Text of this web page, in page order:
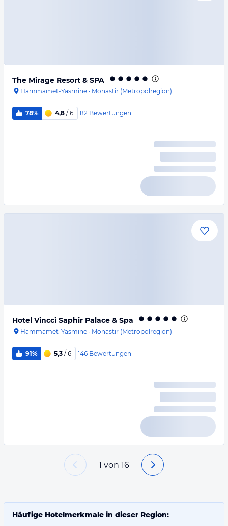
The Mirage Resort & SPA
Hammamet-Yasmine · Monastir (Metropolregion)
78% 4,8 / 6 82 Bewertungen
Hotel Vincci Saphir Palace & Spa
Hammamet-Yasmine · Monastir (Metropolregion)
91% 5,3 / 6 146 Bewertungen
1 von 16
Häufige Hotelmerkmale in dieser Region: